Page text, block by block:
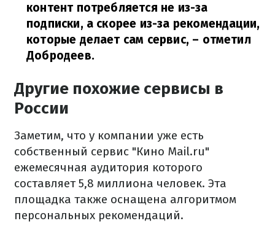
контент потребляется не из-за
подписки, а скорее из-за рекомендации,
которые делает сам сервис, – отметил
Добродеев.
Другие похожие сервисы в
России
Заметим, что у компании уже есть
собственный сервис "Кино Mail.ru"
ежемесячная аудитория которого
составляет 5,8 миллиона человек. Эта
площадка также оснащена алгоритмом
персональных рекомендаций.